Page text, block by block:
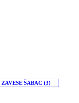
ŠABAC (3)